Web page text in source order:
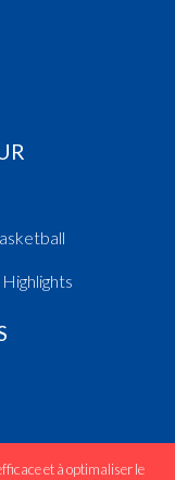
et à optimaliser le